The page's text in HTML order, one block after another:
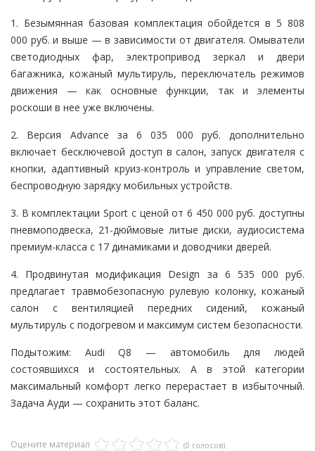
1. Безымянная базовая комплектация обойдется в 5 808
000 руб. и выше — в зависимости от двигателя. Омыватели
светодиодных фар, электропривод зеркал и двери
багажника, кожаный мультируль, переключатель режимов
движения — как основные функции, так и элементы
роскоши в нее уже включены.
2. Версия Advance за 6 035 000 руб. дополнительно
включает бесключевой доступ в салон, запуск двигателя с
кнопки, адаптивный круиз-контроль и управление светом,
беспроводную зарядку мобильных устройств.
3. В комплектации Sport с ценой от 6 450 000 руб. доступны
пневмоподвеска, 21-дюймовые литые диски, аудиосистема
премиум-класса с 17 динамиками и доводчики дверей.
4. Продвинутая модификация Design за 6 535 000 руб.
предлагает травмобезопасную рулевую колонку, кожаный
салон с вентиляцией передних сидений, кожаный
мультируль с подогревом и максимум систем безопасности.
Подытожим: Audi Q8 — автомобиль для людей
состоявшихся и состоятельных. А в этой категории
максимальный комфорт легко перерастает в избыточный.
Задача Ауди — сохранить этот баланс.
Оцените материал (0 голосов)